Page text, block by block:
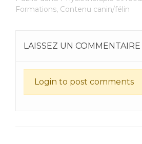
Formations, Contenu canin/félin
LAISSEZ UN COMMENTAIRE
Login to post comments